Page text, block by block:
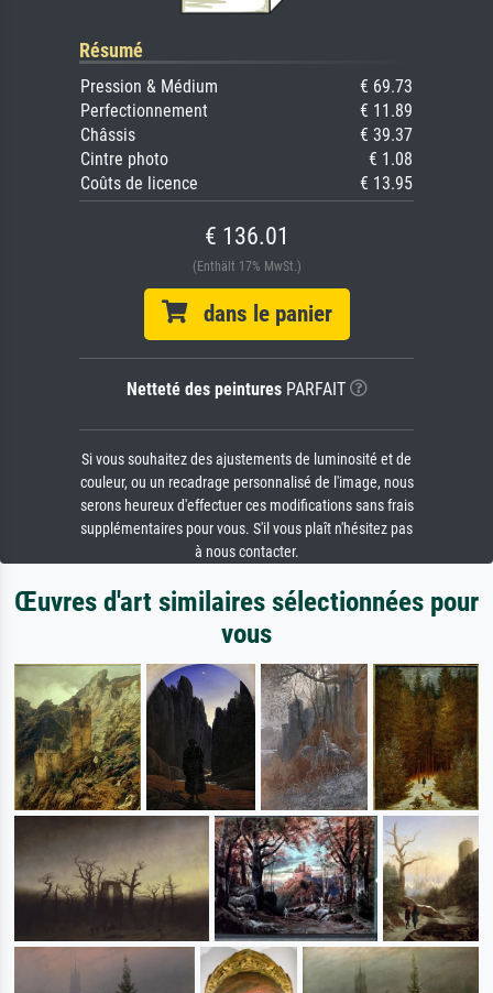
Résumé
Pression & Médium
€ 69.73
Perfectionnement
€ 11.89
Châssis
€ 39.37
Cintre photo
€ 1.08
Coûts de licence
€ 13.95
€ 136.01
(Enthält 17% MwSt.)
dans le panier
Netteté des peinturesPARFAIT
Si vous souhaitez des ajustements de luminosité et de
couleur, ou un recadrage personnalisé de l'image, nous
serons heureux d'effectuer ces modifications sans frais
supplémentaires pour vous. S'il vous plaît n'hésitez pas
à nous contacter.
Œuvres d'art similaires sélectionnées pour
vous